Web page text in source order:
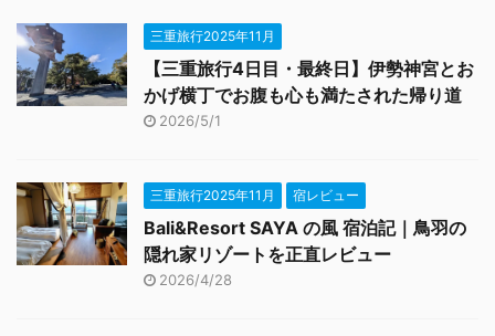
三重旅行2025年11月
【三重旅行4日目・最終日】伊勢神宮とお
かげ横丁でお腹も心も満たされた帰り道
2026/5/1
三重旅行2025年11月 宿レビュー
Bali&Resort SAYA の風 宿泊記｜鳥羽の
隠れ家リゾートを正直レビュー
2026/4/28